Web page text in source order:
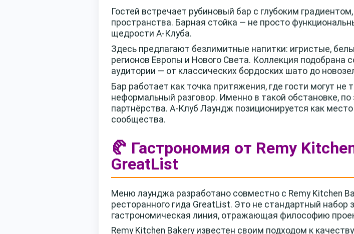
Гостей встречает рубиновый бар с глубоким
пространства. Барная стойка — не просто
щедрости А-Клуба.
Здесь предлагают безлимитные напитки: игристые,
регионов Европы и Нового Света. Коллекция подобрана
аудитории — от классических бордоских шато до
Бар работает как точка притяжения, где гости могут не
неформальный разговор. Именно в такой обстановке,
партнёрства. А-Клуб Лаундж позиционируется как
сообщества.
🥐 Гастрономия от Remy
GreatList
Меню лаунджа разработано совместно с Remy Kitchen
ресторанного гида GreatList. Это не стандартный набор
гастрономическая линия, отражающая философию
Remy Kitchen Bakery известен своим подходом к